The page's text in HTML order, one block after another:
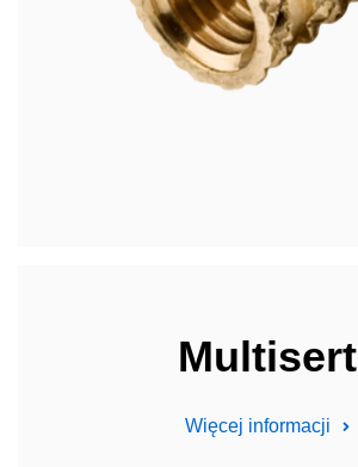
Multisert
Więcej informacji